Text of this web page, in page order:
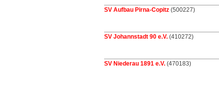
SV Aufbau Pirna-Copitz (500227)
SV Johannstadt 90 e.V. (410272)
SV Niederau 1891 e.V. (470183)